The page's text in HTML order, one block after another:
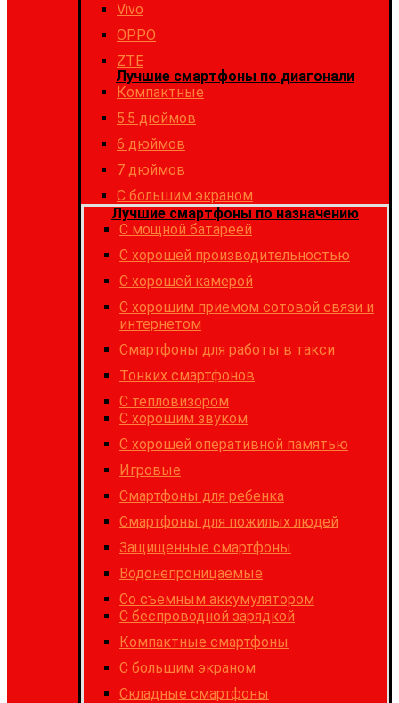
Vivo
OPPO
ZTE
Лучшие смартфоны по диагонали
Компактные
5.5 дюймов
6 дюймов
7 дюймов
С большим экраном
Лучшие смартфоны по назначению
C мощной батареей
C хорошей производительностью
C хорошей камерой
С хорошим приемом сотовой связи и
интернетом
Cмартфоны для работы в такси
Тонких смартфонов
С тепловизором
С хорошим звуком
С хорошей оперативной памятью
Игровые
Cмартфоны для ребенка
Смартфоны для пожилых людей
Защищенные смартфоны
Водонепроницаемые
Со съемным аккумулятором
С беспроводной зарядкой
Компактные смартфоны
С большим экраном
Складные смартфоны